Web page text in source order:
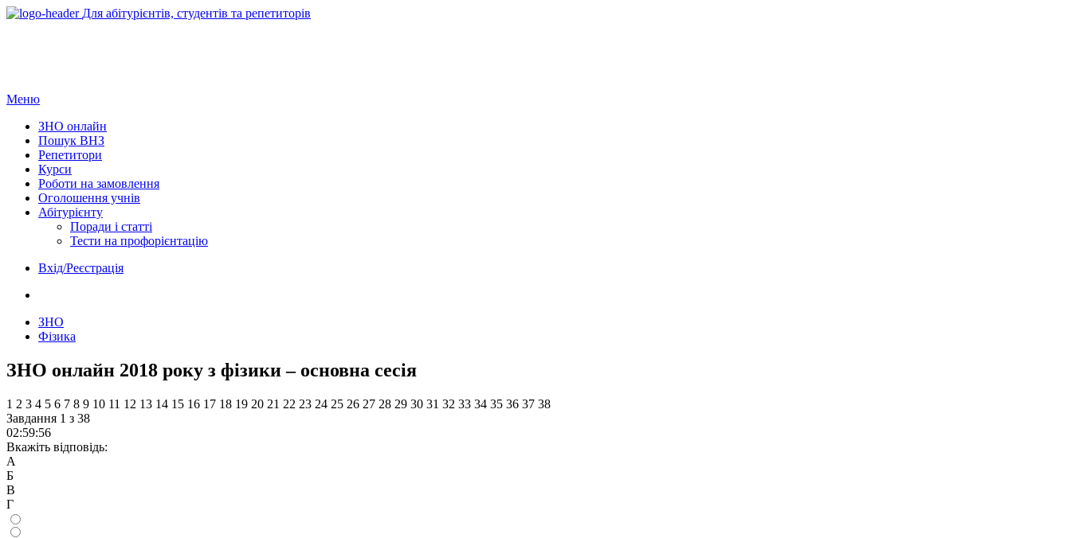
Для абітурієнтів, студентів та репетиторів
Меню
ЗНО онлайн
Пошук ВНЗ
Репетитори
Курси
Роботи на замовлення
Оголошення учнів
Абітурієнту
Поради і статті
Тести на профорієнтацію
Вхід/Реєстрація
ЗНО
Фізика
ЗНО онлайн 2018 року з фізики – основна сесія
1 2 3 4 5 6 7 8 9 10 11 12 13 14 15 16 17 18 19 20 21 22 23 24 25 26 27 28 29 30 31 32 33 34 35 36 37 38
Завдання 1 з 38
02:59:55
Вкажіть відповідь:
А
Б
В
Г